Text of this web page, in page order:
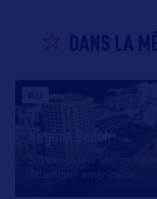
DANS LA
VILLE
Virginia Beach
S’il existe une station
Atlantique américaine,